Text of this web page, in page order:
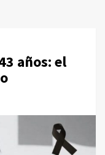
años: el